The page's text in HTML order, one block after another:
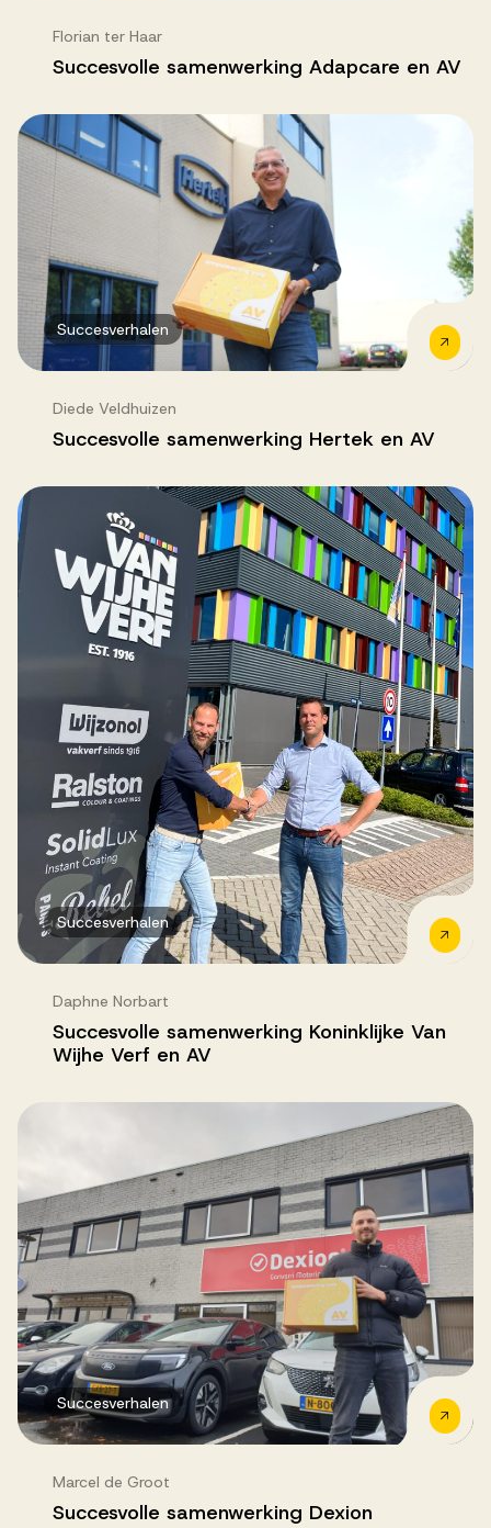
Florian ter Haar
Succesvolle samenwerking Adapcare en AV
Succesverhalen
Diede Veldhuizen
Succesvolle samenwerking Hertek en AV
Succesverhalen
Daphne Norbart
Succesvolle samenwerking Koninklijke Van
Wijhe Verf en AV
Succesverhalen
Marcel de Groot
Succesvolle samenwerking Dexion